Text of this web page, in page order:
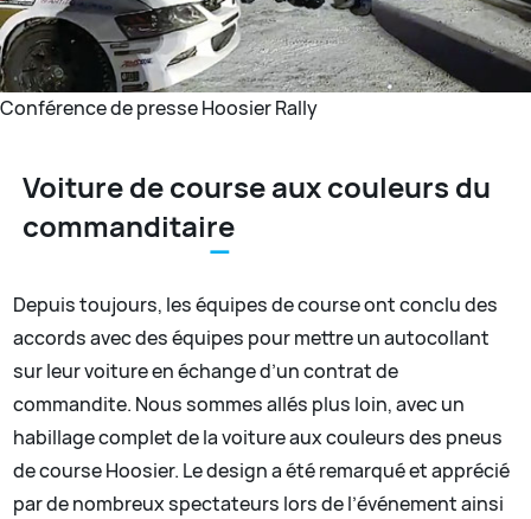
Conférence de presse Hoosier Rally
Voiture de course aux couleurs du
commanditaire
Depuis toujours, les équipes de course ont conclu des
accords avec des équipes pour mettre un autocollant
sur leur voiture en échange d’un contrat de
commandite. Nous sommes allés plus loin, avec un
habillage complet de la voiture aux couleurs des pneus
de course Hoosier. Le design a été remarqué et apprécié
par de nombreux spectateurs lors de l’événement ainsi